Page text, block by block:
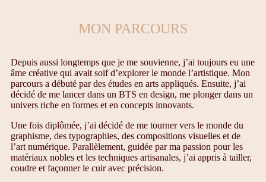
MON PARCOURS
Depuis aussi longtemps que je me souvienne, j’ai toujours eu une
âme créative qui avait soif d’explorer le monde l’artistique. Mon
parcours a débuté par des études en arts appliqués. Ensuite, j’ai
décidé de me lancer dans un BTS en design, me plonger dans un
univers riche en formes et en concepts innovants.
Une fois diplômée, j’ai décidé de me tourner vers le monde du
graphisme, des typographies, des compositions visuelles et de
l’art numérique. Parallèlement, guidée par ma passion pour les
matériaux nobles et les techniques artisanales, j’ai appris à tailler,
coudre et façonner le cuir avec précision.